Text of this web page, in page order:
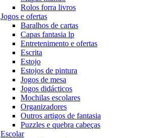
Rolos forra livros
Jogos e ofertas
Baralhos de cartas
Capas fantasia lp
Entretenimento e ofertas
Escrita
Estojo
Estojos de pintura
Jogos de mesa
Jogos didácticos
Mochilas escolares
Organizadores
Outros artigos de fantasia
Puzzles e quebra cabeças
Escolar